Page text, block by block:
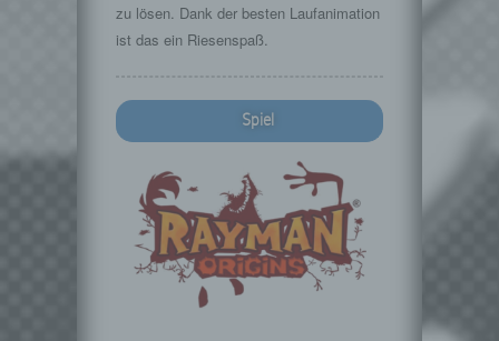
zu lösen. Dank der besten Laufanimation
ist das ein Riesenspaß.
Spiel